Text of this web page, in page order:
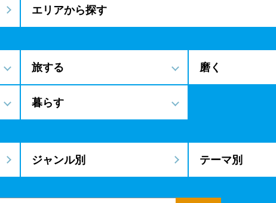
エリアから探す
旅する 磨く
暮らす
ジャンル別 テーマ別